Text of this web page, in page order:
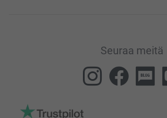
Seuraa meitä